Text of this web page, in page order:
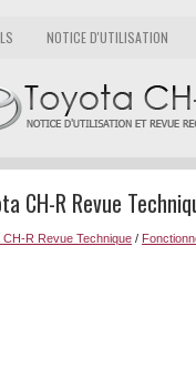
NOTICE D'UTILISATION
CH-R Revue
CH-R Revue Technique /